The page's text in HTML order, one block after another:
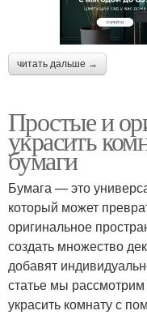
читать дальше →
Простые и
украсить
бумаги
Бумага — это
который может
оригинальное
создать множество
добавят
статье мы
украсить комнату с